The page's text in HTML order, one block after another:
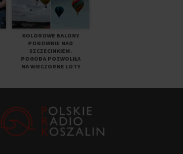
KOLOROWE BALONY
PONOWNIE NAD
SZCZECINKIEM.
POGODA POZWOLIŁA
NA WIECZORNE LOTY